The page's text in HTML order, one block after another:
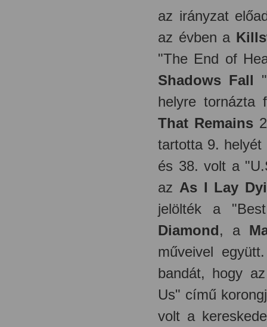
az irányzat
az évben a
"The End of
Shadows Fall
helyre tornázta
That Remains
tartotta 9.
és 38. volt a
az As I Lay
jelölték a
Diamond, a
műveivel
bandát, hogy
Us" című
volt a